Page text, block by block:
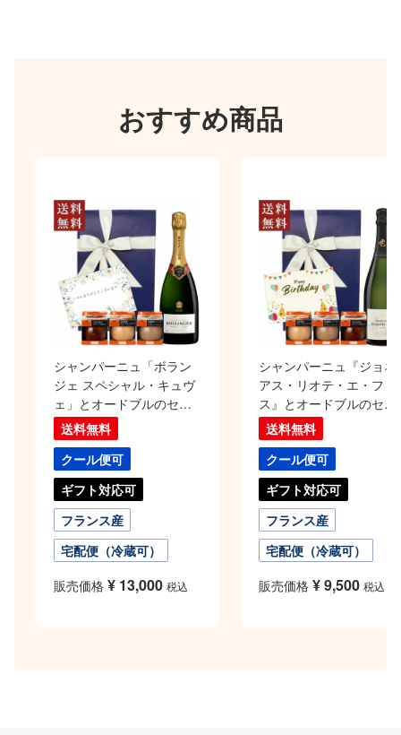
おすすめ商品
シャンパーニュ「ボラン
ジェ スペシャル・キュヴ
ェ」とオードブルのセッ
ト送料無料
クール便可
ギフト対応可
フランス産
宅配便（冷蔵可）
販売価格 ¥ 13,000 税込
シャンパーニュ『ジョネ
アス・リオテ・エ・フィ
ス』とオードブルのセッ
ト送料無料
クール便可
ギフト対応可
フランス産
宅配便（冷蔵可）
販売価格 ¥9,500 税込